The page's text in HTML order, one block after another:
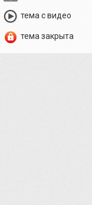
тема с видео
тема закрыта